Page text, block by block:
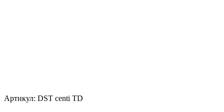
Артикул: DST centi TD